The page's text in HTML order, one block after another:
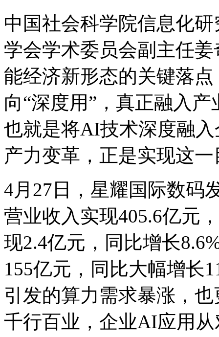
中国社会科学院信息化研
学会学术委员会副主任姜
能经济新形态的关键落点
向“深度用”，真正融
也就是将AI技术深度融入
产力变革，正是实现这
4月27日，星耀国际数码
营业收入实现405.6亿元
现2.4亿元，同比增长
155亿元，同比大幅增
引发的算力需求暴涨
千行百业，企业AI应